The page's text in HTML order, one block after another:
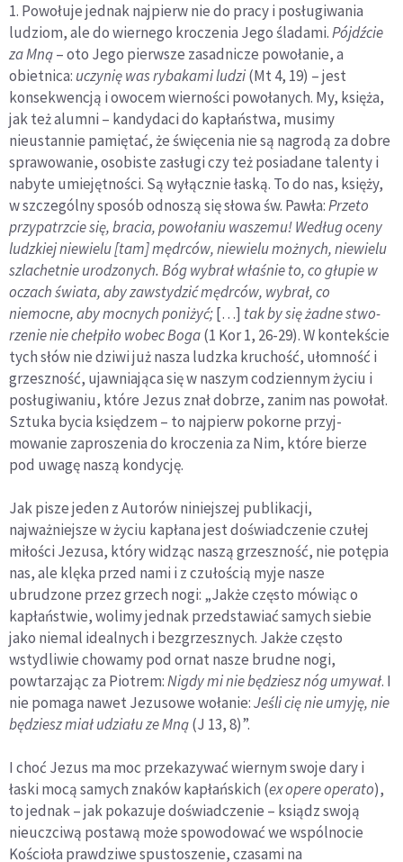
1. Powołuje jednak najpierw nie do pracy i posługiwania
ludziom, ale do wiernego kroczenia Jego śladami.Pójdźcie
za Mną– oto Jego pierw­sze zasadnicze powołanie, a
obietnica: uczynię was rybakami ludzi(Mt 4, 19) – jest
konsekwencją i owocem wierności powołanych. My, księża,
jak też alumni – kandydaci do kapłaństwa, musimy
nieustannie pamiętać, że święcenia nie są nagrodą za dobre
sprawowanie, osobiste zasługi czy też posiadane talenty i
nabyte umiejętności. Są wyłącznie łaską. To do nas, księży,
w szczególny sposób odnoszą się słowa św. Pawła:Przeto
przy­patrzcie się, bracia, powołaniu waszemu! Według oceny
ludzkiej niewielu [tam] mędrców, niewielu możnych, niewielu
szlachetnie urodzonych. Bóg wybrał właśnie to, co głupie w
oczach świata, aby zawstydzić mędrców, wybrał, co
niemocne, aby mocnych poniżyć;[…] tak by się żadne stwo­
rzenie nie chełpiło wobec Boga(1 Kor 1, 26-29). W kontekście
tych słów nie dziwi już nasza ludzka kruchość, ułomność i
grzeszność, ujawniająca się w naszym codziennym życiu i
posługiwaniu, które Jezus znał dobrze, zanim nas powołał.
Sztuka bycia księdzem – to najpierw pokorne przyj­
mowanie zaproszenia do kroczenia za Nim, które bierze
pod uwagę naszą kondycję.
Jak pisze jeden z Autorów niniejszej publikacji,
najważniejsze w życiu kapłana jest doświadczenie czułej
miłości Jezusa, który widząc naszą grzeszność, nie potępia
nas, ale klęka przed nami i z czułością myje nasze
ubrudzone przez grzech nogi: „Jakże często mówiąc o
kapłaństwie, wolimy jednak przedstawiać samych siebie
jako niemal idealnych i bezgrzesznych. Jakże często
wstydliwie chowamy pod ornat nasze brudne nogi,
powtarzając za Piotrem:Nigdy mi nie będziesz nóg umywał. I
nie pomaga nawet Jezusowe wołanie:Jeśli cię nie umyję, nie
będziesz miał udziału ze Mną(J 13, 8)”.
I choć Jezus ma moc przekazywać wiernym swoje dary i
łaski mocą samych znaków kapłańskich (ex opere operato),
to jednak – jak pokazuje doświadczenie – ksiądz swoją
nieuczciwą postawą może spowodować we wspólnocie
Kościoła prawdziwe spustoszenie, czasami na